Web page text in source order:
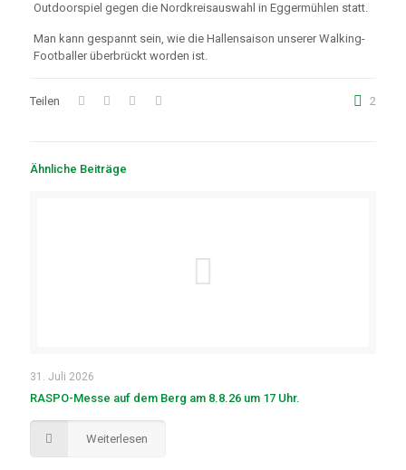
Outdoorspiel gegen die Nordkreisauswahl in Eggermühlen statt.
Man kann gespannt sein, wie die Hallensaison unserer Walking-
Footballer überbrückt worden ist.
Teilen 2
Ähnliche Beiträge
31. Juli 2026
RASPO-Messe auf dem Berg am 8.8.26 um 17 Uhr.
Weiterlesen